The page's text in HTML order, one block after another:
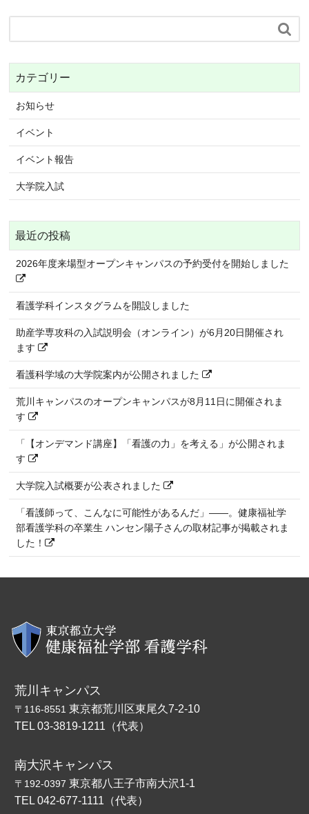

カテゴリー
お知らせ
イベント
イベント報告
大学院入試
最近の投稿
2026年度来場型オープンキャンパスの予約受付を開始しました
看護学科インスタグラムを開設しました
助産学専攻科の入試説明会（オンライン）が6月20日開催され
ます
看護科学域の大学院案内が公開されました
荒川キャンパスのオープンキャンパスが8月11日に開催されま
す
「【オンデマンド講座】「看護の力」を考える」が公開されま
す
大学院入試概要が公表されました
「看護師って、こんなに可能性があるんだ」――。健康福祉学
部看護学科の卒業生 ハンセン陽子さんの取材記事が掲載されま
した！
荒川キャンパス
〒116-8551 東京都荒川区東尾久7-2-10
TEL 03-3819-1211（代表）
南大沢キャンパス
〒192-0397 東京都八王子市南大沢1-1
TEL 042-677-1111（代表）